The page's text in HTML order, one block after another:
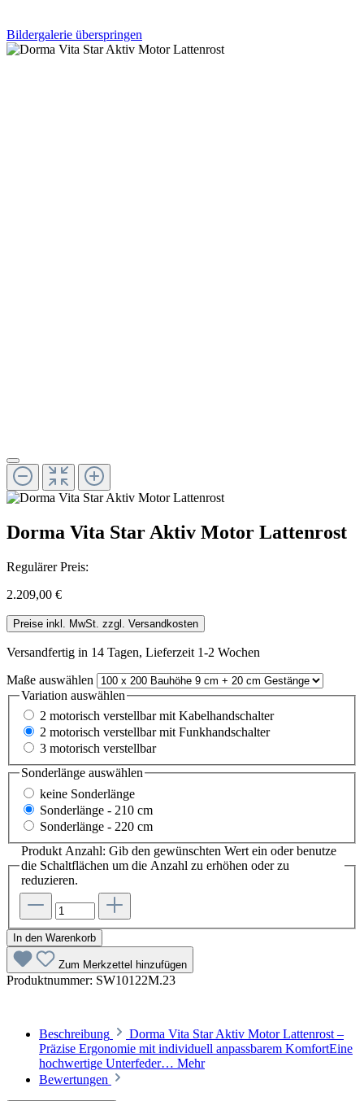
Bildergalerie überspringen
Dorma Vita Star Aktiv Motor Lattenrost
Regulärer Preis:
2.209,00 €
Preise inkl. MwSt. zzgl. Versandkosten
Versandfertig in 14 Tagen, Lieferzeit 1-2 Wochen
Maße auswählen
Variation auswählen
2 motorisch verstellbar mit Kabelhandschalter
2 motorisch verstellbar mit Funkhandschalter
3 motorisch verstellbar
Sonderlänge auswählen
keine Sonderlänge
Sonderlänge - 210 cm
Sonderlänge - 220 cm
Produkt Anzahl: Gib den gewünschten Wert ein oder benutze
die Schaltflächen um die Anzahl zu erhöhen oder zu
reduzieren.
In den Warenkorb
Zum Merkzettel hinzufügen
Produktnummer: SW10122M.23
Beschreibung
Dorma Vita Star Aktiv Motor Lattenrost –
Präzise Ergonomie mit individuell anpassbarem KomfortEine
hochwertige Unterfeder… Mehr
Bewertungen